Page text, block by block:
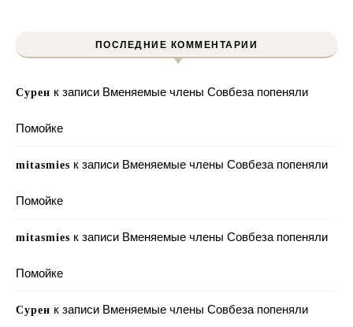
ПОСЛЕДНИЕ КОММЕНТАРИИ
Сурен к записи Вменяемые члены Совбеза попеняли
Помойке
mitasmies к записи Вменяемые члены Совбеза попеняли
Помойке
mitasmies к записи Вменяемые члены Совбеза попеняли
Помойке
Сурен к записи Вменяемые члены Совбеза попеняли